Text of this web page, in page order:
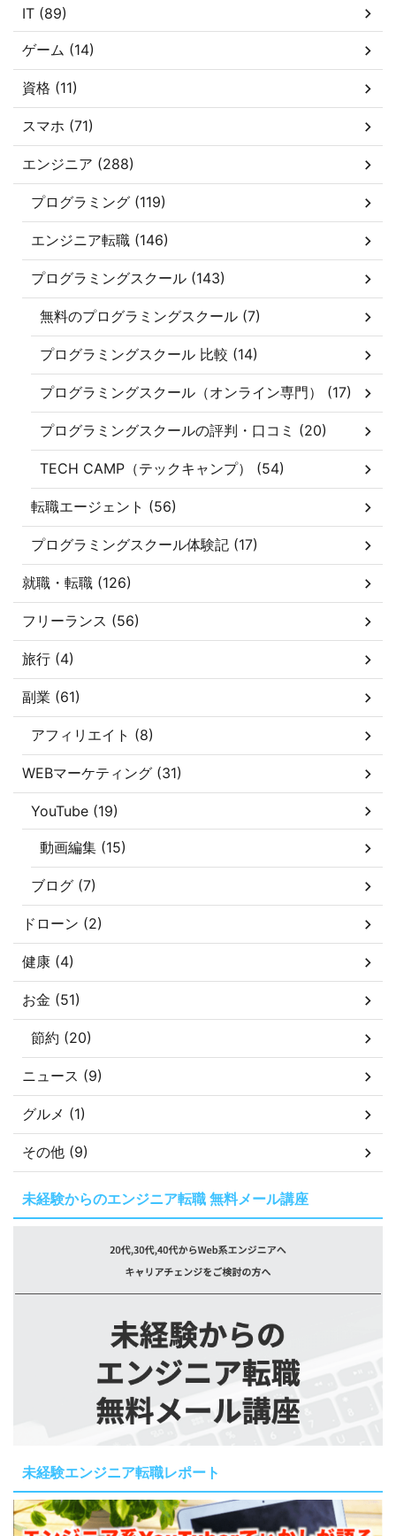
IT (89)
ゲーム (14)
資格 (11)
スマホ (71)
エンジニア (288)
プログラミング (119)
エンジニア転職 (146)
プログラミングスクール (143)
無料のプログラミングスクール (7)
プログラミングスクール 比較 (14)
プログラミングスクール（オンライン専門） (17)
プログラミングスクールの評判・口コミ (20)
TECH CAMP（テックキャンプ） (54)
転職エージェント (56)
プログラミングスクール体験記 (17)
就職・転職 (126)
フリーランス (56)
旅行 (4)
副業 (61)
アフィリエイト (8)
WEBマーケティング (31)
YouTube (19)
動画編集 (15)
ブログ (7)
ドローン (2)
健康 (4)
お金 (51)
節約 (20)
ニュース (9)
グルメ (1)
その他 (9)
未経験からのエンジニア転職 無料メール講座
未経験エンジニア転職レポート